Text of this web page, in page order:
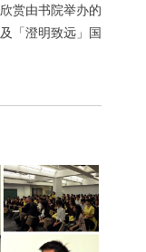
赏由书院举办的
「澄明致远」国